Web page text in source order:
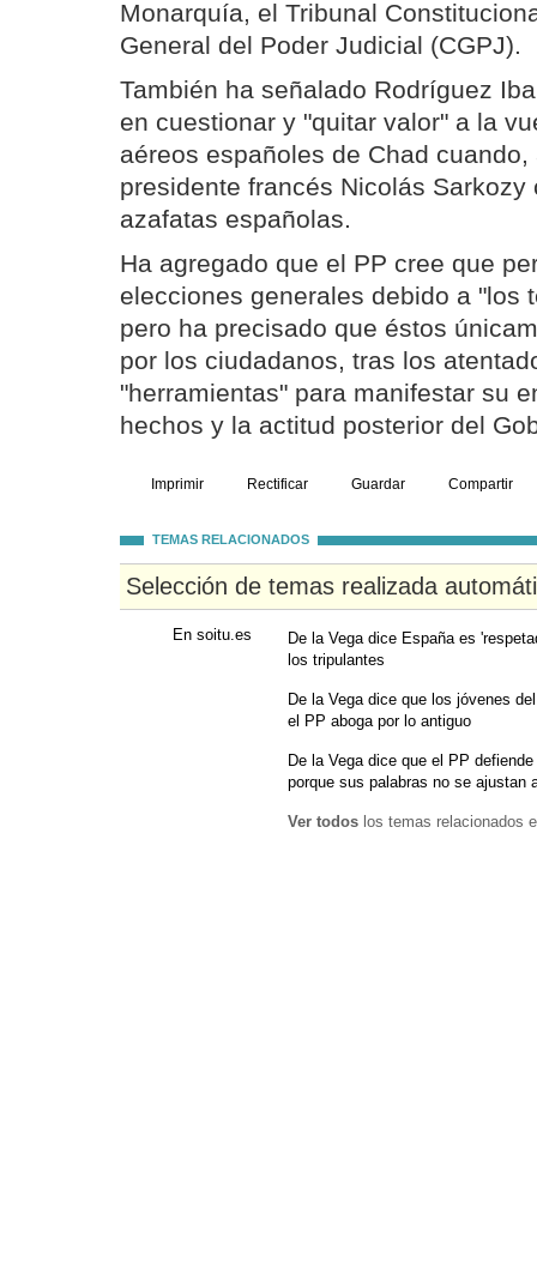
Monarquía, el Tribunal
General del Poder Judicial (CGPJ).
También ha señalado Rodríguez
en cuestionar y "quitar valor" a la
aéreos españoles de Chad
presidente francés Nicolás Sarkozy
azafatas españolas.
Ha agregado que el PP cree que
elecciones generales debido a "los
pero ha precisado que éstos
por los ciudadanos, tras los
"herramientas" para manifestar su
hechos y la actitud posterior del
Imprimir Rectificar Guardar Compartir
TEMAS RELACIONADOS
Selección de temas realizada
En soitu.es
De la Vega dice España es
los tripulantes
De la Vega dice que los jóvenes
el PP aboga por lo antiguo
De la Vega dice que el PP
porque sus palabras no se ajustan
Ver todos los temas relacionados